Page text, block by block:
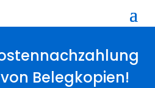
Belegkopien!